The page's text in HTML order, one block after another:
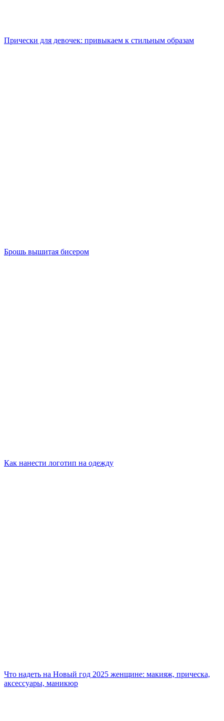
Прически для девочек: привыкаем к стильным образам
Брошь вышитая бисером
Как нанести логотип на одежду
Что надеть на Новый год 2025 женщине: макияж, прическа,
аксессуары, маникюр